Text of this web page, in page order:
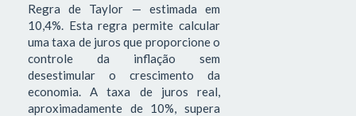
Regra de Taylor — estimada em
10,4%. Esta regra permite calcular
uma taxa de juros que proporcione o
controle da inflação sem
desestimular o crescimento da
economia. A taxa de juros real,
aproximadamente de 10%, supera